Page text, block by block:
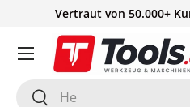
Vertraut von 50.000+
Suchen
Suchen